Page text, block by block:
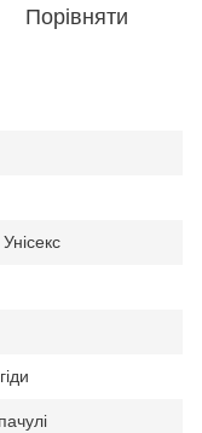
Порівняти